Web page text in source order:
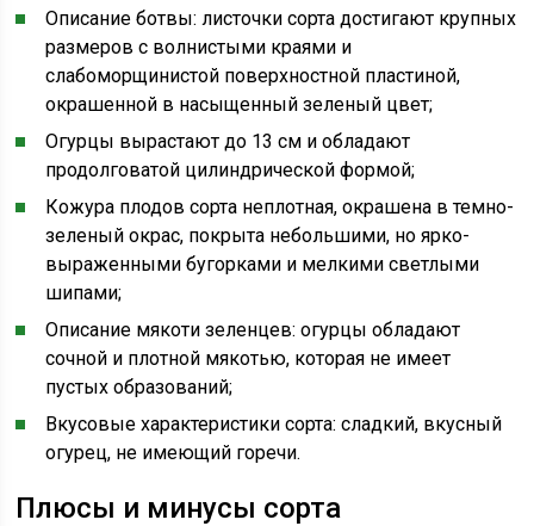
Описание ботвы: листочки сорта достигают крупных
размеров с волнистыми краями и
слабоморщинистой поверхностной пластиной,
окрашенной в насыщенный зеленый цвет;
Огурцы вырастают до 13 см и обладают
продолговатой цилиндрической формой;
Кожура плодов сорта неплотная, окрашена в темно-
зеленый окрас, покрыта небольшими, но ярко-
выраженными бугорками и мелкими светлыми
шипами;
Описание мякоти зеленцев: огурцы обладают
сочной и плотной мякотью, которая не имеет
пустых образований;
Вкусовые характеристики сорта: сладкий, вкусный
огурец, не имеющий горечи.
Плюсы и минусы сорта